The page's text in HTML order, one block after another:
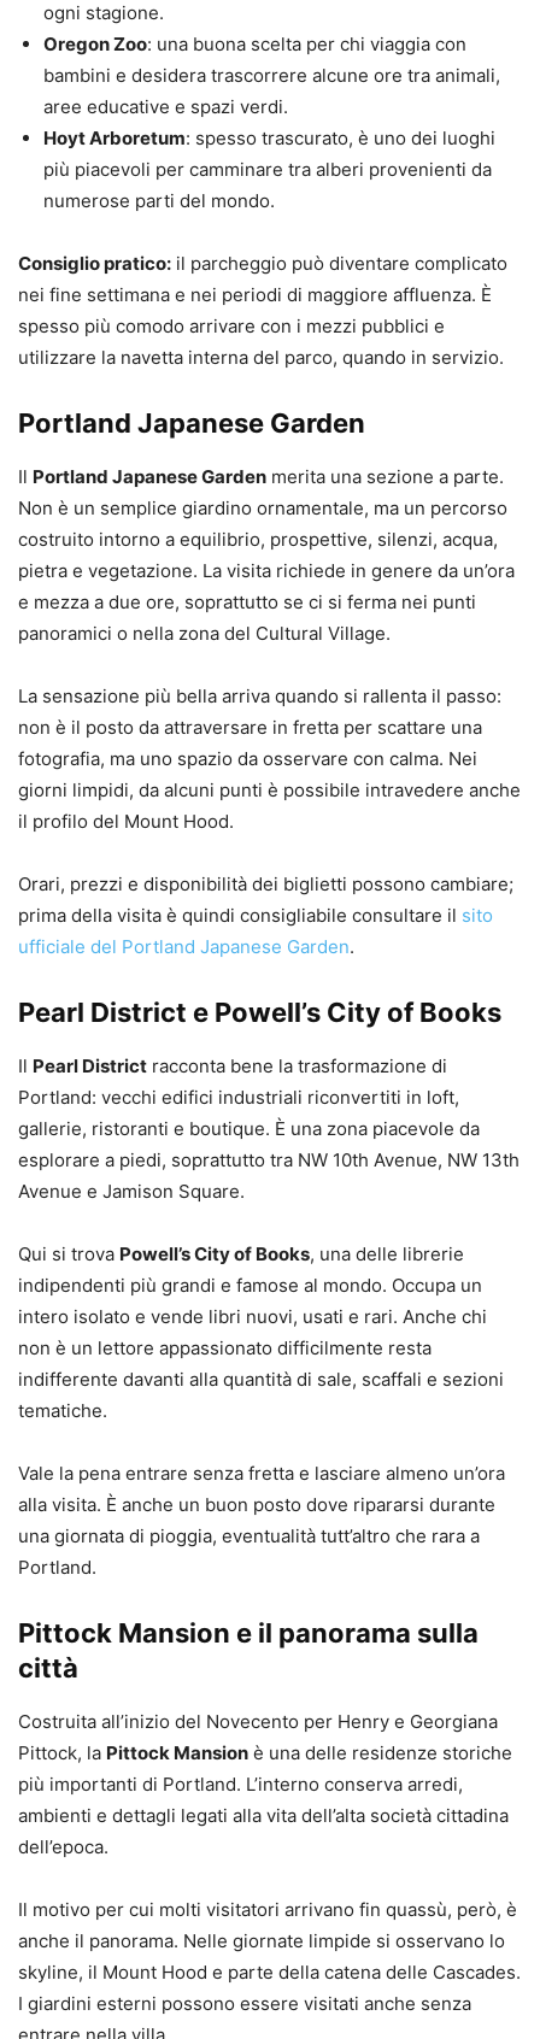
ogni stagione.
Oregon Zoo: una buona scelta per chi viaggia con
bambini e desidera trascorrere alcune ore tra animali,
aree educative e spazi verdi.
Hoyt Arboretum: spesso trascurato, è uno dei luoghi
più piacevoli per camminare tra alberi provenienti da
numerose parti del mondo.
Consiglio pratico: il parcheggio può diventare complicato
nei fine settimana e nei periodi di maggiore affluenza. È
spesso più comodo arrivare con i mezzi pubblici e
utilizzare la navetta interna del parco, quando in servizio.
Portland Japanese Garden
Il Portland Japanese Garden merita una sezione a parte.
Non è un semplice giardino ornamentale, ma un percorso
costruito intorno a equilibrio, prospettive, silenzi, acqua,
pietra e vegetazione. La visita richiede in genere da un’ora
e mezza a due ore, soprattutto se ci si ferma nei punti
panoramici o nella zona del Cultural Village.
La sensazione più bella arriva quando si rallenta il passo:
non è il posto da attraversare in fretta per scattare una
fotografia, ma uno spazio da osservare con calma. Nei
giorni limpidi, da alcuni punti è possibile intravedere anche
il profilo del Mount Hood.
Orari, prezzi e disponibilità dei biglietti possono cambiare;
prima della visita è quindi consigliabile consultare il sito
ufficiale del Portland Japanese Garden.
Pearl District e Powell’s City of Books
Il Pearl District racconta bene la trasformazione di
Portland: vecchi edifici industriali riconvertiti in loft,
gallerie, ristoranti e boutique. È una zona piacevole da
esplorare a piedi, soprattutto tra NW 10th Avenue, NW 13th
Avenue e Jamison Square.
Qui si trova Powell’s City of Books, una delle librerie
indipendenti più grandi e famose al mondo. Occupa un
intero isolato e vende libri nuovi, usati e rari. Anche chi
non è un lettore appassionato difficilmente resta
indifferente davanti alla quantità di sale, scaffali e sezioni
tematiche.
Vale la pena entrare senza fretta e lasciare almeno un’ora
alla visita. È anche un buon posto dove ripararsi durante
una giornata di pioggia, eventualità tutt’altro che rara a
Portland.
Pittock Mansion e il panorama sulla
città
Costruita all’inizio del Novecento per Henry e Georgiana
Pittock, la Pittock Mansion è una delle residenze storiche
più importanti di Portland. L’interno conserva arredi,
ambienti e dettagli legati alla vita dell’alta società cittadina
dell’epoca.
Il motivo per cui molti visitatori arrivano fin quassù, però, è
anche il panorama. Nelle giornate limpide si osservano lo
skyline, il Mount Hood e parte della catena delle Cascades.
I giardini esterni possono essere visitati anche senza